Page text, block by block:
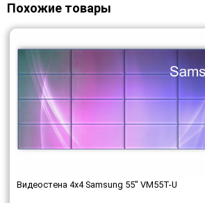
Похожие товары
Видеостена 4x4 Samsung 55" VM55T-U